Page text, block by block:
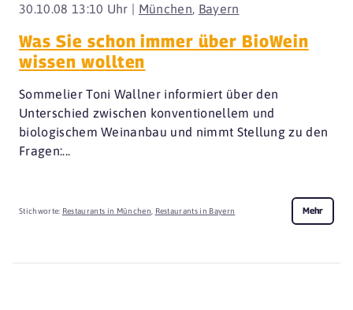
30.10.08 13:10 Uhr | München, Bayern
Was Sie schon immer über BioWein
wissen wollten
Sommelier Toni Wallner informiert über den
Unterschied zwischen konventionellem und
biologischem Weinanbau und nimmt Stellung zu den
Fragen:...
Stichworte: Restaurants in München, Restaurants in Bayern Mehr